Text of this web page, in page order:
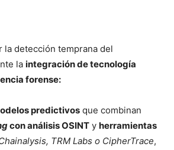
la detección temprana del
la integración de tecnología
forense:
predictivos que combinan
con análisis OSINT y herramientas
TRM Labs o CipherTrace,